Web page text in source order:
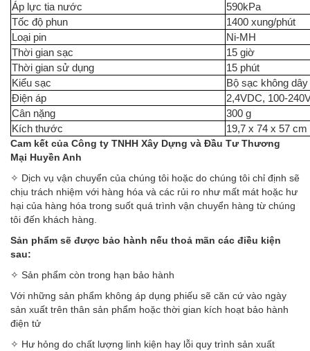
Áp lực tia nước
590kPa
Tốc độ phun
1400 xung/phút
Loại pin
Ni-MH
Thời gian sạc
15 giờ
Thời gian sử dụng
15 phút
Kiểu sạc
Bộ sạc không dây
Điện áp
2,4VDC, 100-
Cân nặng
300 g
Kích thước
19,7 x 74 x 57 cm
Cam kết của Công ty TNHH Xây Dựng và Đầu Tư Thương
Mại Huyền Anh
✧ Dịch vụ vận chuyển của chúng tôi hoặc do chúng tôi chỉ định sẽ
chịu trách nhiệm với hàng hóa và các rủi ro như mất mát hoặc hư
hại của hàng hóa trong suốt quá trình vận chuyển hàng từ chúng
tôi đến khách hàng.
Sản phẩm sẽ được bảo hành nếu thoả mãn các điều kiện
sau:
✧ Sản phẩm còn trong hạn bảo hành
Với những sản phẩm không áp dụng phiếu sẽ căn cứ vào ngày
sản xuất trên thân sản phẩm hoặc thời gian kích hoạt bảo hành
điện tử
✧ Hư hỏng do chất lượng linh kiện hay lỗi quy trình sản xuất